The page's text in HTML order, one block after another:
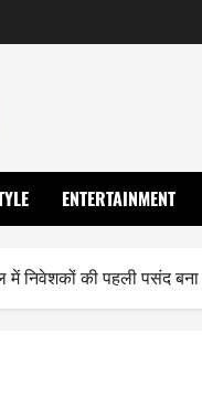
ENTERTAINMENT
में निवेशकों की पहली पसंद बना